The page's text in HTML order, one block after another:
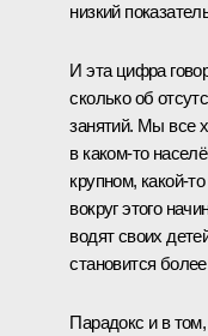
низкий
И эта цифра
сколько об
занятий. Мы все
в каком‑то
крупном,
вокруг этого
водят своих
становится
Парадокс и в